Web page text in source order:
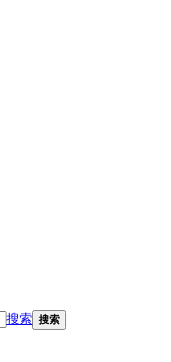
搜索 搜索